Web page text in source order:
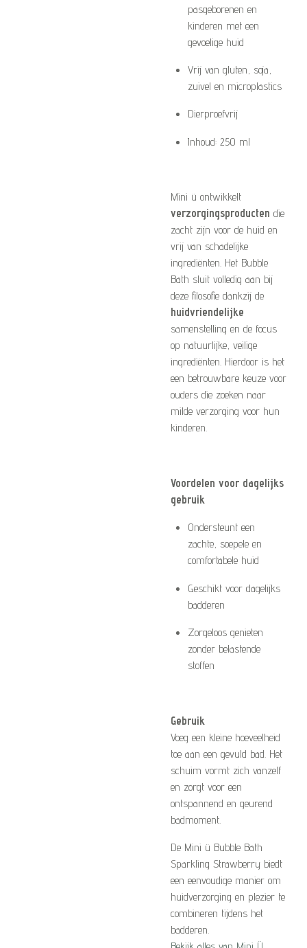
pasgeborenen en
kinderen met een
gevoelige huid
Vrij van gluten, soja,
zuivel en microplastics
Dierproefvrij
Inhoud: 250 ml
Mini ü ontwikkelt
verzorgingsproducten die
zacht zijn voor de huid en
vrij van schadelijke
ingrediënten. Het Bubble
Bath sluit volledig aan bij
deze filosofie dankzij de
huidvriendelijke
samenstelling en de focus
op natuurlijke, veilige
ingrediënten. Hierdoor is het
een betrouwbare keuze voor
ouders die zoeken naar
milde verzorging voor hun
kinderen.
Voordelen voor dagelijks
gebruik
Ondersteunt een
zachte, soepele en
comfortabele huid
Geschikt voor dagelijks
badderen
Zorgeloos genieten
zonder belastende
stoffen
Gebruik
Voeg een kleine hoeveelheid
toe aan een gevuld bad. Het
schuim vormt zich vanzelf
en zorgt voor een
ontspannend en geurend
badmoment.
De Mini ü Bubble Bath
Sparkling Strawberry biedt
een eenvoudige manier om
huidverzorging en plezier te
combineren tijdens het
badderen.